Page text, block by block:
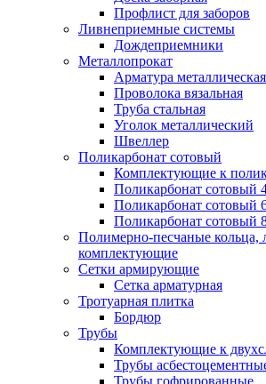
Профлист для заборов
Ливнеприемные системы
Дождеприемники
Металлопрокат
Арматура металлическая
Проволока вязальная
Труба стальная
Уголок металлический
Швеллер
Поликарбонат сотовый
Комплектующие к
Поликарбонат сотовый
Поликарбонат сотовый
Поликарбонат сотовый
Полимерно-песчаные кольца,
комплектующие
Сетки армирующие
Сетка арматурная
Тротуарная плитка
Бордюр
Трубы
Комплектующие к
Трубы
Трубы гофрированные